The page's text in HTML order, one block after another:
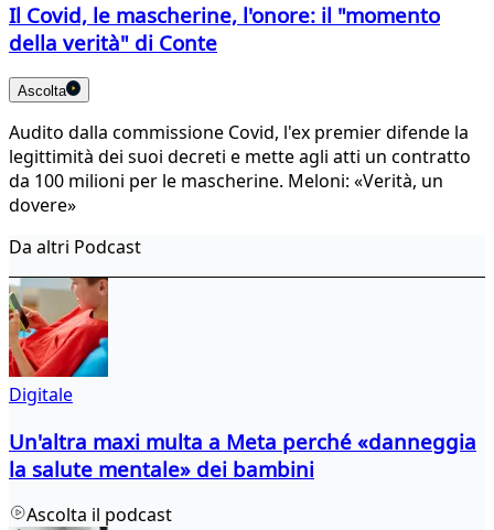
Il Covid, le mascherine, l'onore: il "momento
della verità" di Conte
Ascolta
Audito dalla commissione Covid, l'ex premier difende la
legittimità dei suoi decreti e mette agli atti un contratto
da 100 milioni per le mascherine. Meloni: «Verità, un
dovere»
Da altri Podcast
Digitale
Un'altra maxi multa a Meta perché «danneggia
la salute mentale» dei bambini
Ascolta il podcast